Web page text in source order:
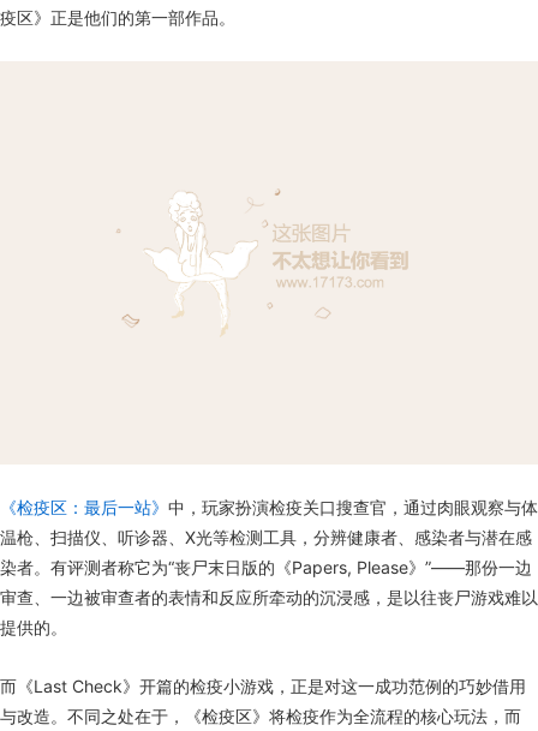
疫区》正是他们的第一部作品。
《检疫区：最后一站》 中，玩家扮演检疫关口搜查官，通过肉眼观察与体
温枪、扫描仪、听诊器、X光等检测工具，分辨健康者、感染者与潜在感
染者。有评测者称它为“丧尸末日版的《Papers, Please》”——那份一边
审查、一边被审查者的表情和反应所牵动的沉浸感，是以往丧尸游戏难以
提供的。
而《Last Check》开篇的检疫小游戏，正是对这一成功范例的巧妙借用
与改造。不同之处在于，《检疫区》将检疫作为全流程的核心玩法，而